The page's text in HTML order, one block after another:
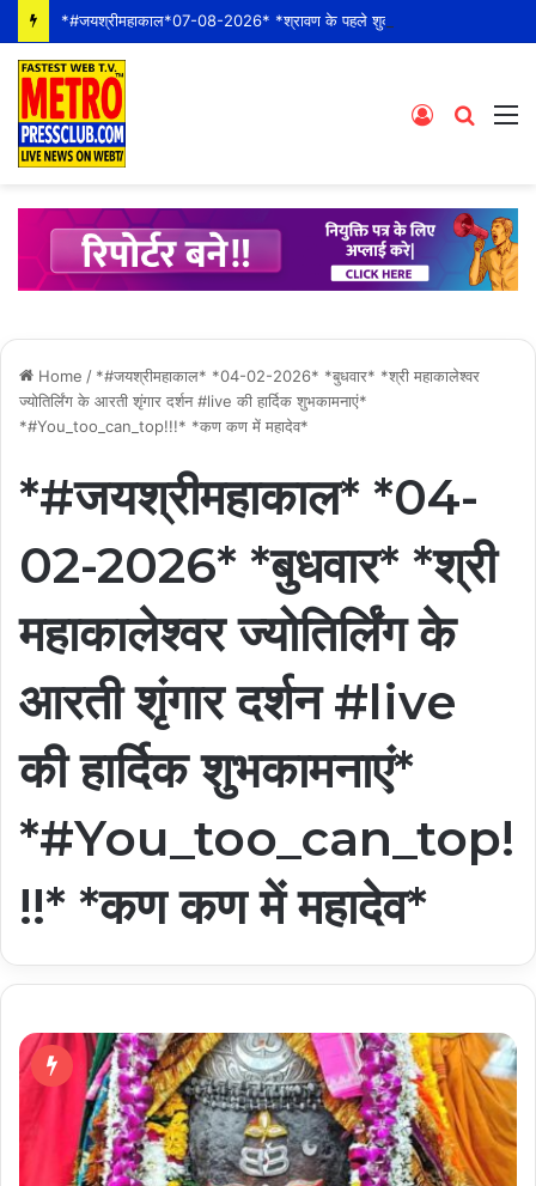
Search
Log
Home / *#जयश्रीमहाकाल* *04-02-2026* *बुधवार* *श्री महाकालेश्वर
ज्योतिर्लिंग के आरती शृंगार दर्शन #live की हार्दिक शुभकामनाएं*
*#You_too_can_top!!!* *कण कण में महादेव*
*#जयश्रीमहाकाल* *04-
02-2026* *बुधवार* *श्री
महाकालेश्वर ज्योतिर्लिंग के
आरती शृंगार दर्शन #live
की हार्दिक शुभकामनाएं*
*#You_too_can_top!
!!* *कण कण में महादेव*